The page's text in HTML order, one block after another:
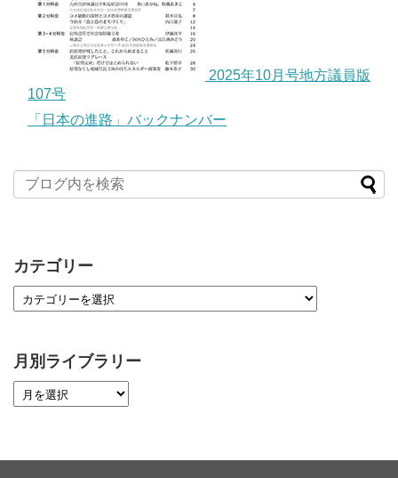
2025年10月号地方議員版
107号
「日本の進路」バックナンバー
カテゴリー
月別ライブラリー